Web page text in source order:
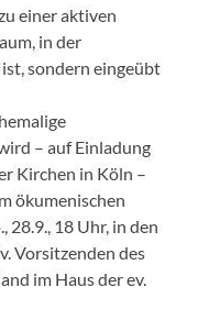
einer aktiven
in der
sondern eingeübt
– auf Einladung
Kirchen in Köln –
ökumenischen
28.9., 18 Uhr, in den
Vorsitzenden des
im Haus der ev.